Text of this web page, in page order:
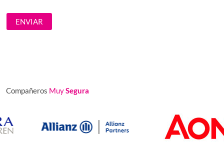
Compañeros MuySegura